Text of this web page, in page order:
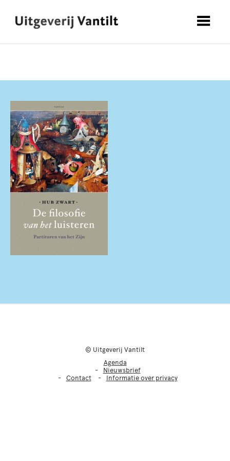
© Uitgeverij Vantilt
Agenda
Nieuwsbrief
Contact
Informatie over privacy